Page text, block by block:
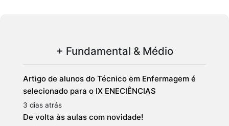
+ Fundamental & Médio
Artigo de alunos do Técnico em Enfermagem é
selecionado para o IX ENECIÊNCIAS
3 dias atrás
De volta às aulas com novidade!